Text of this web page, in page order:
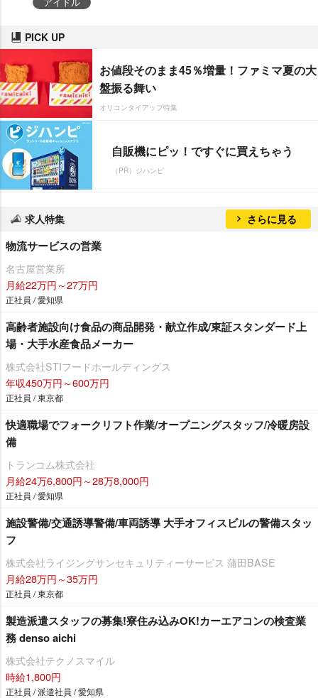
PICK UP
お値段そのまま45％増量！ファミマ夏の大
盤振る舞い
オリコンタイアップ特集
自販機にピッ！ですぐに買えちゃう
（PR）ジハンピ
求人特集 さらに見る
物流サービスの営業
名古屋営業所
月給22万円～27万円
正社員 / 愛知県
高齢者施設向け食品の商品開発・献立作成/東証スタンダード上
場・大手水産食品メーカー
株式会社STIフードホールディングス
年収450万円～600万円
正社員 / 東京都
快適職場でフォークリフト作業/オープニングスタッフ/冷暖房設
備
トランコム株式会社
月給24万6,800円～28万8,000円
正社員 / 愛知県
施設警備/交通誘導警備/車両誘導 大手オフィスビルの警備スタッ
フ
株式会社ライジングサンセキュリティーサービス 蒲田BASE
月給28万円～35万円
正社員 / 東京都
製造派遣スタッフの募集!寮住み込みOK!カーエアコンの検査業
務 denso aichi
株式会社テクノスマイル
時給1,800円
正社員 / 派遣社員 / 愛知県